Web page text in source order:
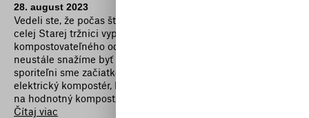
28. august 2023
Vedeli ste, že počas štandardnej prevádzky dokážeme v
celej Starej tržnici vyprodukovať až 100 kg
kompostovateľného odpadu za jeden deň? Keďže sa
neustále snažíme byť ekologickejší, vďaka Slovenskej
sporiteľni sme začiatkom roka 2021 zakúpili priemyselný
elektrický kompostér, ktorý dokáže premeniť tento odpad
na hodnotný kompost, opäť využiteľný v ekosystéme.
Čítaj viac